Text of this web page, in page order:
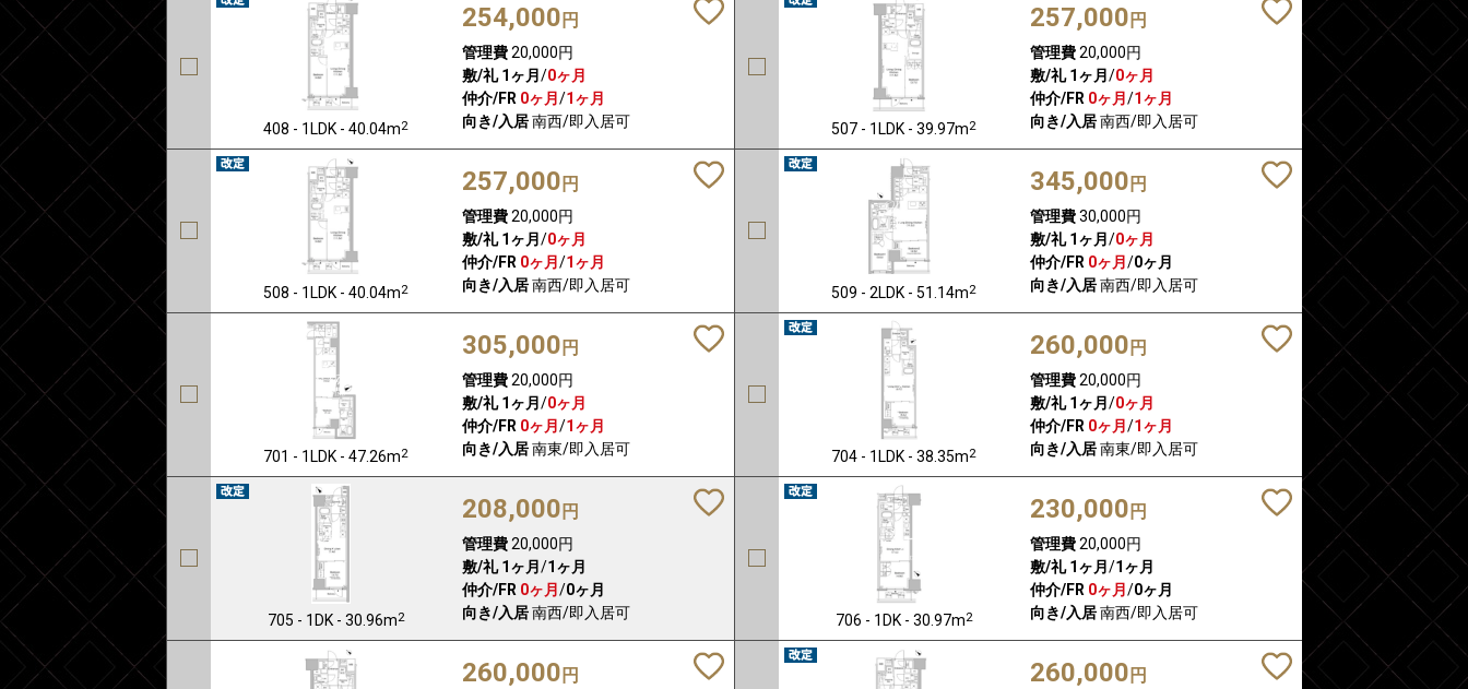
408 - 1LDK - 40.04m2
254,000 円
管理費20,000円
敷/礼 1ヶ月/0ヶ月
仲介/FR 0ヶ月/1ヶ月
向き/入居南西/即入居可 507 - 1LDK - 39.97m2
257,000 円
管理費20,000円
敷/礼 1ヶ月/0ヶ月
仲介/FR 0ヶ月/1ヶ月
向き/入居南西/即入居可
508 - 1LDK - 40.04m2
257,000 円
管理費20,000円
敷/礼 1ヶ月/0ヶ月
仲介/FR 0ヶ月/1ヶ月
向き/入居南西/即入居可 509 - 2LDK - 51.14m2
345,000 円
管理費30,000円
敷/礼 1ヶ月/0ヶ月
仲介/FR 0ヶ月/0ヶ月
向き/入居南西/即入居可
701 - 1LDK - 47.26m2
305,000 円
管理費20,000円
敷/礼 1ヶ月/0ヶ月
仲介/FR 0ヶ月/1ヶ月
向き/入居南東/即入居可 704 - 1LDK - 38.35m2
260,000 円
管理費20,000円
敷/礼 1ヶ月/0ヶ月
仲介/FR 0ヶ月/1ヶ月
向き/入居南東/即入居可
705 - 1DK - 30.96m2
208,000 円
管理費20,000円
敷/礼 1ヶ月/1ヶ月
仲介/FR 0ヶ月/0ヶ月
向き/入居南西/即入居可 706 - 1DK - 30.97m2
230,000 円
管理費20,000円
敷/礼 1ヶ月/1ヶ月
仲介/FR 0ヶ月/0ヶ月
向き/入居南西/即入居可
260,000 円 260,000 円